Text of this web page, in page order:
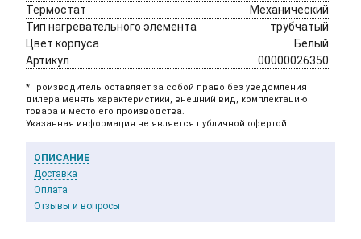
Термостат
Механический
Тип нагревательного элемента
трубчатый
Цвет корпуса
Белый
Артикул
00000026350
*Производитель оставляет за собой право без уведомления
дилера менять характеристики, внешний вид, комплектацию
товара и место его производства.
Указанная информация не является публичной офертой.
ОПИСАНИЕ
Доставка
Оплата
Отзывы и вопросы